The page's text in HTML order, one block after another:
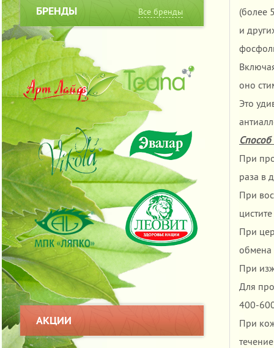
БРЕНДЫ Все бренды
АКЦИИ
(более
и
оно
Это
При
раза в
При
При
обмена
При
Для
400-
При